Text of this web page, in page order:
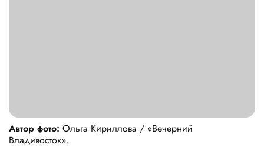
Автор фото: Ольга Кириллова / «Вечерний
Владивосток».